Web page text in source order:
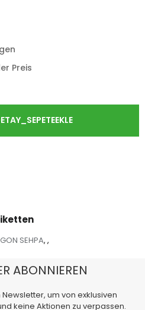
Preis
SEHPA, ,
ABONNIEREN
um von exklusiven
keine Aktionen zu verpassen.